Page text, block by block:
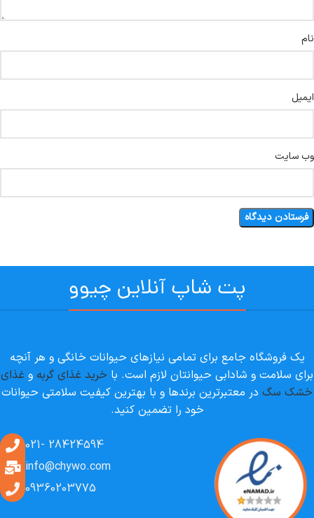
نام
ایمیل
وب‌ سایت
پت شاپ آنلاین چیوو
یک فروشگاه جامع برای تمامی نیازهای حیوانات خانگی و هر آنچه
برای سلامت و شادابی حیوانتان لازم است. با خرید غذای گربه و غذای
خشک سگ در معتبرترین برندها و با بهترین کیفیت سلامتی حیوانات
خود را تضمین کنید.
28424594 -021
info@chywo.com
09360203775